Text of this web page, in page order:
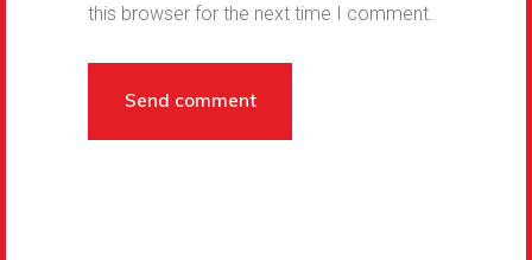
this browser for the next time I comment.